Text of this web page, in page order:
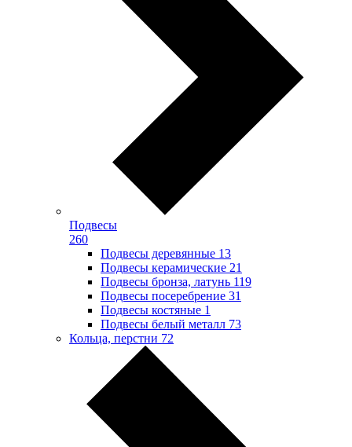
Подвесы
260
Подвесы деревянные 13
Подвесы керамические 21
Подвесы бронза, латунь 119
Подвесы посеребрение 31
Подвесы костяные 1
Подвесы белый металл 73
Кольца, перстни 72